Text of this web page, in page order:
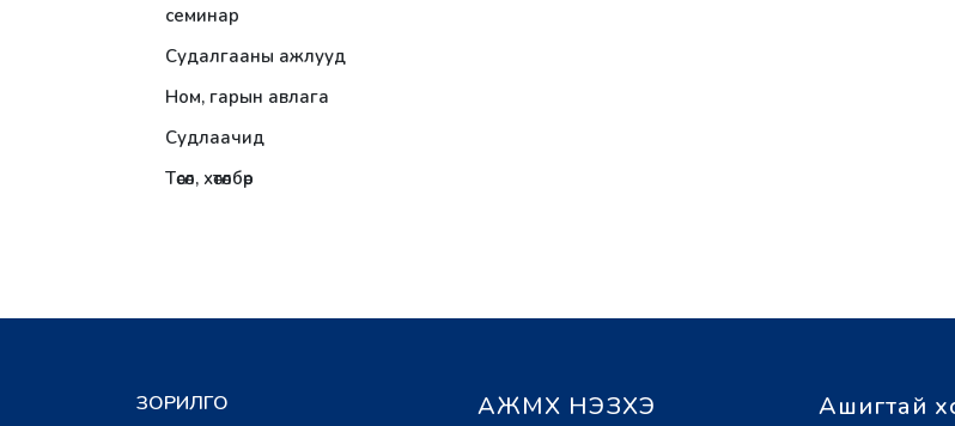
семинар
Судалгааны ажлууд
Ном, гарын авлага
Судлаачид
Төсөл, хөтөлбөр
ЗОРИЛГО
АЖМХ НЭЗХЭ Ашигтай